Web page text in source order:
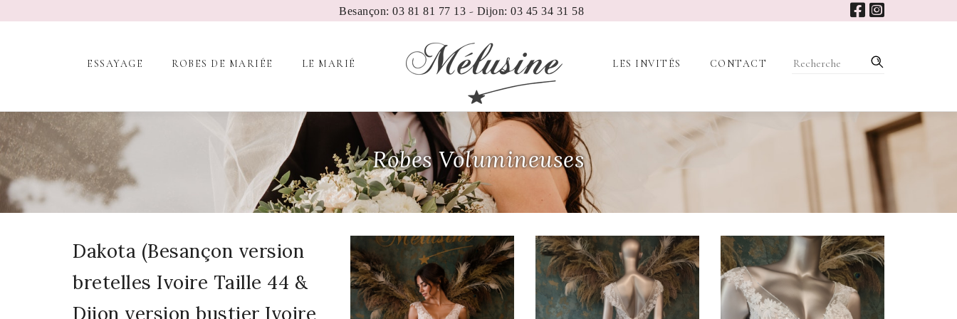
Besançon: 03 81 81 77 13 - Dijon: 03 45 34 31 58
ESSAYAGE ROBES DE MARIÉE LE MARIÉ LES INVITÉS CONTACT
Robes Volumineuses
Dakota (Besançon version
bretelles Ivoire Taille 44 &
Dijon version bustier Ivoire